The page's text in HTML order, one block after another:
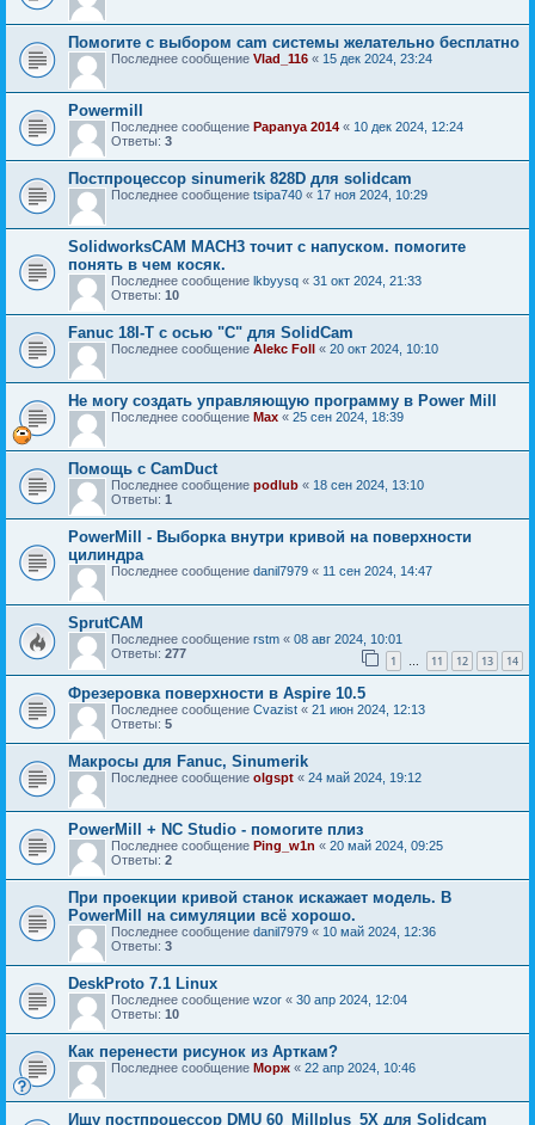
Помогите с выбором cam системы желательно бесплатно
Последнее сообщение Vlad_116 « 15 дек 2024, 23:24
Powermill
Последнее сообщение Papanya 2014 « 10 дек 2024, 12:24
Ответы: 3
Постпроцессор sinumerik 828D для solidcam
Последнее сообщение tsipa740 « 17 ноя 2024, 10:29
SolidworksCAM MACH3 точит с напуском. помогите
понять в чем косяк.
Последнее сообщение lkbyysq « 31 окт 2024, 21:33
Ответы: 10
Fanuc 18I-Т с осью "С" для SolidCam
Последнее сообщение Alekc Foll « 20 окт 2024, 10:10
Не могу создать управляющую программу в Power Mill
Последнее сообщение Мах « 25 сен 2024, 18:39
Помощь с CamDuct
Последнее сообщение podlub « 18 сен 2024, 13:10
Ответы: 1
PowerMill - Выборка внутри кривой на поверхности
цилиндра
Последнее сообщение danil7979 « 11 сен 2024, 14:47
SprutCAM
Последнее сообщение rstm « 08 авг 2024, 10:01
Ответы: 277 1 … 11 12 13 14
Фрезеровка поверхности в Aspire 10.5
Последнее сообщение Cvazist « 21 июн 2024, 12:13
Ответы: 5
Макросы для Fanuc, Sinumerik
Последнее сообщение olgspt « 24 май 2024, 19:12
PowerMill + NC Studio - помогите плиз
Последнее сообщение Ping_w1n « 20 май 2024, 09:25
Ответы: 2
При проекции кривой станок искажает модель. В
PowerMill на симуляции всё хорошо.
Последнее сообщение danil7979 « 10 май 2024, 12:36
Ответы: 3
DeskProto 7.1 Linux
Последнее сообщение wzor « 30 апр 2024, 12:04
Ответы: 10
Как перенести рисунок из Арткам?
Последнее сообщение Морж « 22 апр 2024, 10:46
Ищу постпроцессор DMU 60_Millplus_5X для Solidcam